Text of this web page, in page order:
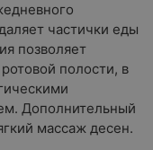
частички еды
позволяет
полости, в
Дополнительный
массаж десен.